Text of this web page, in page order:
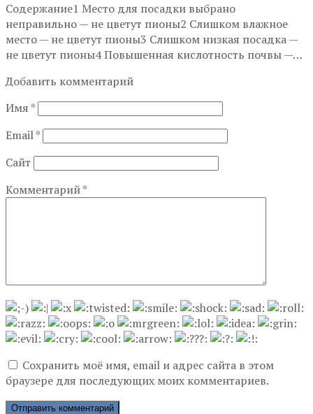
Содержание1 Место для посадки выбрано
неправильно — не цветут пионы2 Слишком влажное
место — не цветут пионы3 Слишком низкая посадка —
не цветут пионы4 Повышенная кислотность почвы —…
Добавить комментарий
Имя *
Email*
Сайт
Комментарий*
Сохранить моё имя, email и адрес сайта в этом
браузере для последующих моих комментариев.